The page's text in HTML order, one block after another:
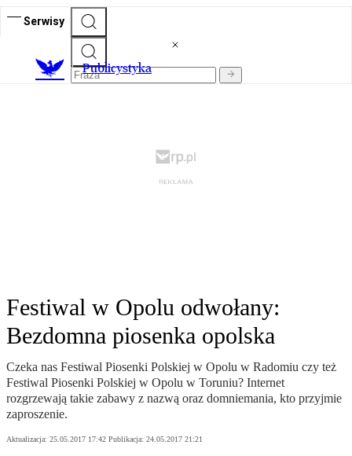
Serwisy
Publicystyka
Festiwal w Opolu odwołany:
Bezdomna piosenka opolska
Czeka nas Festiwal Piosenki Polskiej w Opolu w Radomiu czy też
Festiwal Piosenki Polskiej w Opolu w Toruniu? Internet
rozgrzewają takie zabawy z nazwą oraz domniemania, kto przyjmie
zaproszenie.
Aktualizacja: 25.05.2017 17:42 Publikacja: 24.05.2017 21:21